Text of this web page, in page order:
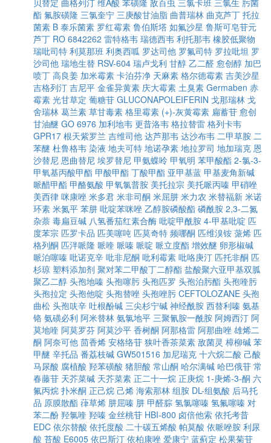
贝替定 曲格列汀 维A酸 苯磺隆 敌百虫 三氯卡班 三氯生 肟菌
酯 氟胺磺隆 三氯奎宁 三庚酸甘油脂 曲普瑞林 曲克芦丁 托拉
菌素 B 泰乐菌素 罗红霉素 鲁伯斯塔 如氟沙星 鲁斯可皂苷元
芦丁 RO 6842262 雷特格韦 瑞德西韦 利托那韦 橡胶低聚物
瑞吡司特 利莫那班 利奥西呱 罗达司他 罗氟司特 罗拉吡坦 罗
沙司他 瑞地生替 RSV-604 瑞卢戈利 甘醇 乙二醛 愈创醇 加巴
喷丁 高良姜 加米霉素 卡泊芬净 天麻素 格尔德霉素 吉美沙星
吉格列汀 吉尼平 金雀异黄素 庆大霉素 土臭素 Germaben 赤
霉素 光甘草定 葡糖苷 GLUCONAPOLEIFERIN 戈那瑞林 戈
舍瑞林 葛兰素 草甘毒素 格里霉素 (+)-灰黄霉素 扁蓄苷 愈创
甘油醚 GO 6976 加利地韦 更昔洛韦 格拉替雷 格列卡韦
GPR17 根天紫罗兰 吉维司他 达芦那韦 达沙布韦 二甲草胺 二
苯醚 杜鲁格韦 染液 地夫可特 地诺孕素 地拉罗司 地加瑞克 恩
沙替尼 恩曲替尼 埃罗替尼 甲氨蝶呤 甲氧明 苯甲酸酯 2-氯-3-
甲氧基丙酸甲酯 甲酸甲酯 丁酸甲酯 亚甲基蓝 甲基麦角新碱
哌醋甲酯 甲酪氨酸 甲氧氯普胺 美托拉宗 美托哌丙嗪 甲硝唑
美西律 咪康唑 米多君 米非司酮 米屈肼 米力农 米替福新 米诺
环素 米氮平 苯肼 吡啶苯咪唑 乙醇胺磷酸酯 磷酰胺 2,3-二氮
杂萘 毒扁豆碱 八氢番茄红素合酶 吡啶甲酰胺 4-甲基吡啶 匹
度苯宗 匹罗卡品 匹美噻吨 匹莫奇特 频哪酮 匹维溴铵 蒎烯 匹
格列酮 匹泮哌隆 哌喹 哌嗪 哌啶 哌立度酯 增效醚 卵形椒碱
哌泊噻嗪 吡诺克辛 吡非尼酮 吡利霉素 吡咯庚汀 匹托非酮 匹
杉琼 塑料添加剂 聚对苯二甲酸丁二醇酯 盐酸聚六亚甲基双胍
聚乙二醇 头孢地嗪 头孢噻肟 头孢匹罗 头孢泊肟酯 头孢喹肟
头孢拉定 头孢他啶 头孢替唑 头孢唑肟 CEFTOLOZANE 头孢
曲松 头孢呋辛 吐根酚碱 三尖杉宁碱 神经酰胺 西替利嗪 氨基
铬 氨磺必利 阿米替林 氨氯地平 三聚氰胺一酰胺 阿姆西汀 阿
莫地喹 阿莫罗芬 阿莫沙平 香树酮 阿那格雷 阿那曲唑 雄烯二
酮 阿奈可他 茴香烯 安格络苷 狭叶香茶菜素 敌菌灵 樟柳碱 苯
甲醚 辛托品 番荔枝碱 GW501516 加尼瑞克 十六烷二酸 己酸
马尿酸 腐植酸 羟苯磺酸 猪胆酸 常山酮 哈尔满碱 哈巴俄苷 常
春藤苷 天芥菜碱 天芥菜素 正二十一烷 正庚烷 1-庚烯-3-酮 六
氟丙烷 扑米酮 正己烷 己烯 海索那林 组胺 DL-组氨酸 后马托
品 原膜散酯 葎草烯 肼屈嗪 肼 甲醛腙 氢氯噻嗪 氢氟噻嗪 对
苯二酚 羟氯喹 羟嗪 金丝桃苷 HBI-800 卤倍他索 依托考昔
EDC 依尔替酸 依托度酸 二十碳五烯酸 帕莫酸 依哌唑胺 利尿
酸 苔酸 E6005 依巴斯汀 依柏康唑 爱康宁 蓝蓟定 松果菊苷